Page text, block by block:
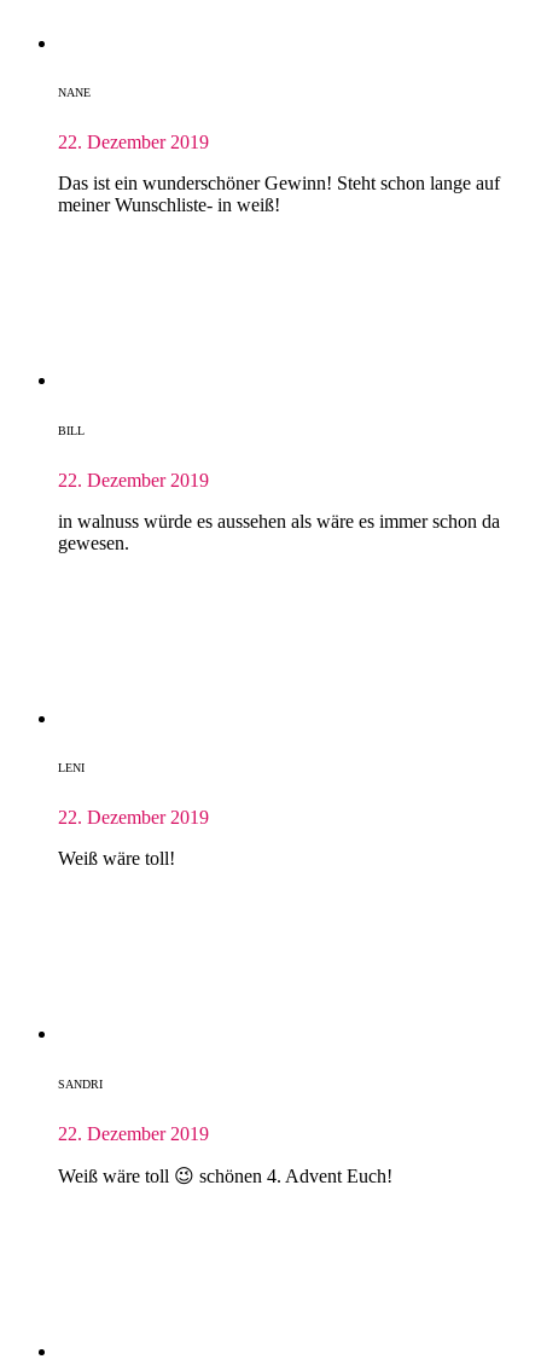
NANE
22. Dezember 2019
Das ist ein wunderschöner Gewinn! Steht schon lange auf
meiner Wunschliste- in weiß!
BILL
22. Dezember 2019
in walnuss würde es aussehen als wäre es immer schon da
gewesen.
LENI
22. Dezember 2019
Weiß wäre toll!
SANDRI
22. Dezember 2019
Weiß wäre toll 😉 schönen 4. Advent Euch!